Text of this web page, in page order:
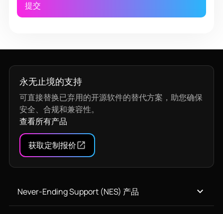
永无止境的支持
可直接替换已弃用的开源软件的替代方案，助您确保
安全、合规和兼容性。
查看所有产品
获取定制报价
Never-Ending Support (NES) 产品